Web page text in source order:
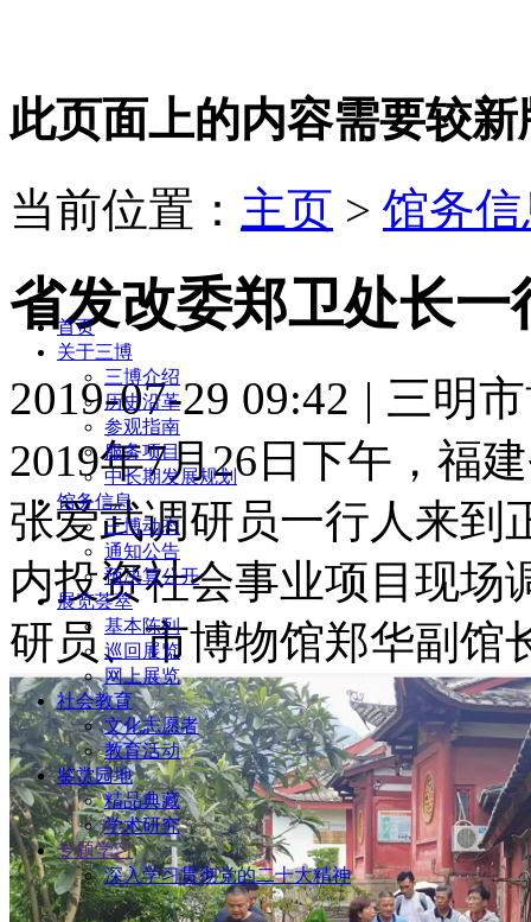
此页面上的内容需要较
首页
关于三博
三博介绍
历史沿革
参观指南
服务项目
中长期发展规划
馆务信息
三博动态
通知公告
预决算公开
展览荟萃
基本陈列
巡回展览
网上展览
社会教育
文化志愿者
教育活动
鉴赏园地
精品典藏
学术研究
专题学习
深入学习贯彻党的二十大精神
当前位置： 主页 > 馆务
省发改委郑卫处长
2019-07-29 09:42 | 三明
2019年7月26日下午，福
张爱武调研员一行人来到
内投资社会事业项目现场
研员、市博物馆郑华副馆